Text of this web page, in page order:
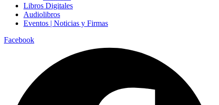
Libros Digitales
Audiolibros
Eventos | Noticias y Firmas
Facebook